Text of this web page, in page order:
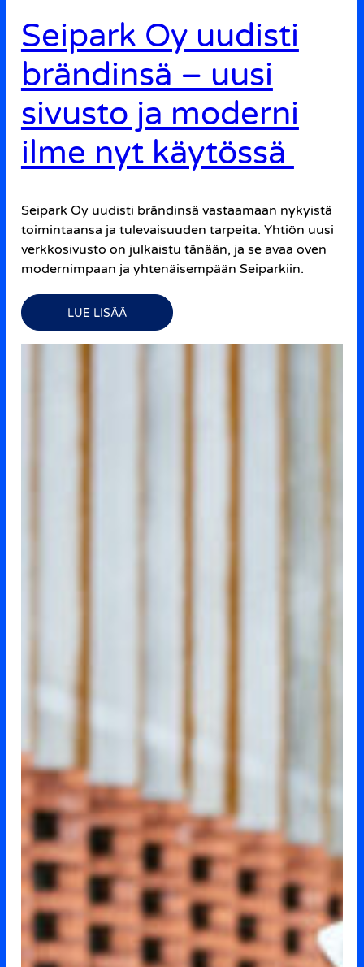
Seipark Oy uudisti
brändinsä – uusi
sivusto ja moderni
ilme nyt käytössä
Seipark Oy uudisti brändinsä vastaamaan nykyistä
toimintaansa ja tulevaisuuden tarpeita. Yhtiön uusi
verkkosivusto on julkaistu tänään, ja se avaa oven
modernimpaan ja yhtenäisempään Seiparkiin.
LUE LISÄÄ